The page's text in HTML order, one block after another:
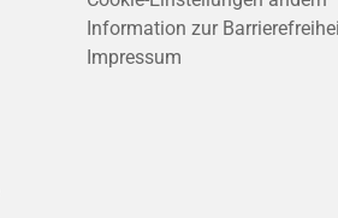
Information zur
Impressum